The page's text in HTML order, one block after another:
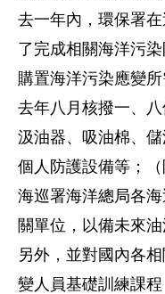
去一年內，環保署
了完成相關海洋污
購置海洋污染應變
去年八月核撥一、八
汲油器、吸油棉、儲
個人防護設備等；
海巡署海洋總局各
關單位，以備未來
另外，並對國內各
變人員基礎訓練課